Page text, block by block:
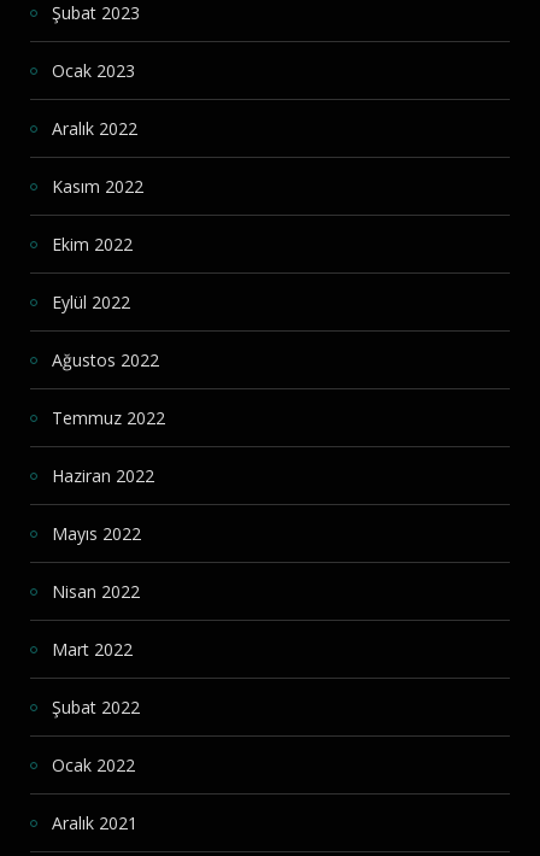
Şubat 2023
Ocak 2023
Aralık 2022
Kasım 2022
Ekim 2022
Eylül 2022
Ağustos 2022
Temmuz 2022
Haziran 2022
Mayıs 2022
Nisan 2022
Mart 2022
Şubat 2022
Ocak 2022
Aralık 2021